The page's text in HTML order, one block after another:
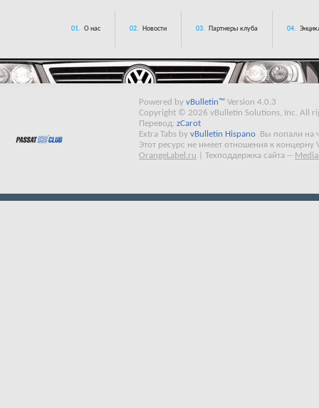
01. О нас 02. Новости 03. Партнеры клуба 04.
Powered by vBulletin™ Version 4.0.3
Copyright © 2026 vBulletin Solutions, Inc. All
Перевод: zCarot
Extra Tabs by vBulletin Hispano
Вы попали на
Этот ресурс не имеет отношения к концерну
OrangeLabel.ru
Техподдержка сайта --